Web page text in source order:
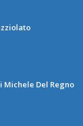
Del Regno